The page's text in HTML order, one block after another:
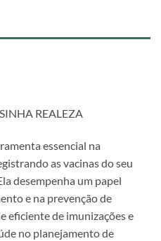
REALEZA
essencial na
as vacinas do seu
desempenha um papel
e na prevenção de
eficiente de imunizações e
no planejamento de